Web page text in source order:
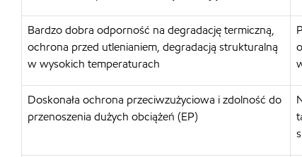
Bardzo dobra odporność na degradację termiczną,
ochrona przed utlenianiem, degradacją strukturalną
w wysokich temperaturach
Doskonała ochrona przeciwzużyciowa i zdolność do
przenoszenia dużych obciążeń (EP)